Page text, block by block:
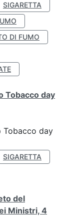
SIGARETTA
DI FUMO
Tobacco day
Tobacco day
SIGARETTA
del
Ministri, 4